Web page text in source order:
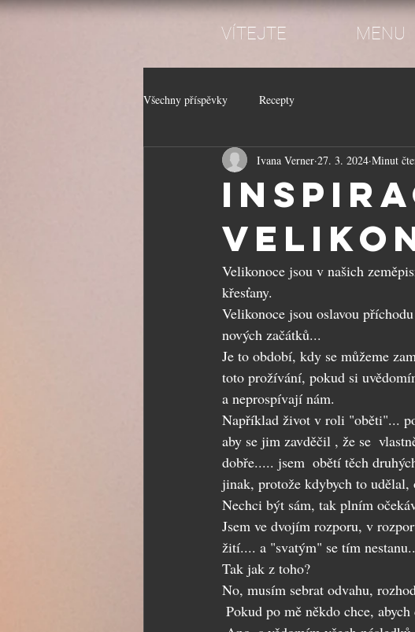
VÍTEJTE MENU
Všechny příspěvky Recepty
Ivana Verner 27. 3. 2024 Minut
Velikonoce jsou v našich
křesťany.
Velikonoce jsou oslavou
nových začátků...
Je to období, kdy se můžeme
toto prožívání, pokud si
a neprospívají nám.
Například život v roli "oběti"...
aby se jim zavděčil , že se
dobře..... jsem  obětí těch
jinak, protože kdybych to
Nechci být sám, tak plním
Jsem ve dvojím rozporu, v
žití.... a "svatým" se tím
Tak jak z toho?
No, musím sebrat odvahu,
Pokud po mě někdo chce,